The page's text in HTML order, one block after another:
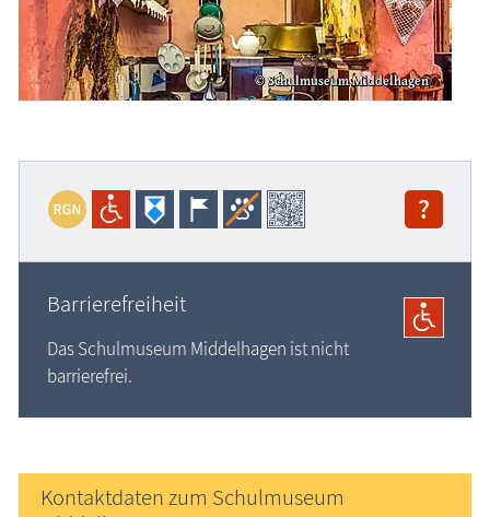
?
Barrierefreiheit
Das Schulmuseum Middelhagen ist nicht
barrierefrei.
Kontaktdaten zum Schulmuseum